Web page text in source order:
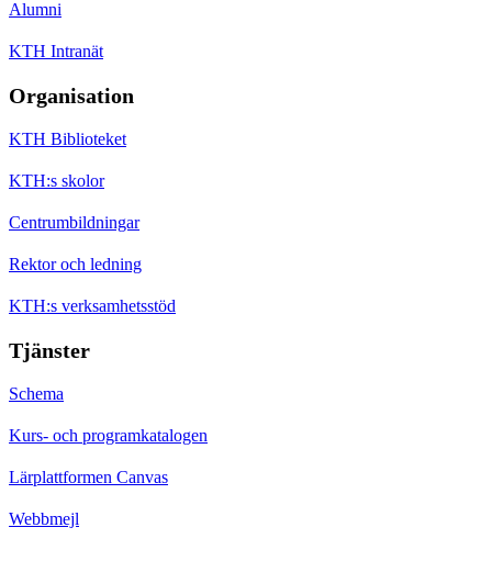
Alumni
KTH Intranät
Organisation
KTH Biblioteket
KTH:s skolor
Centrumbildningar
Rektor och ledning
KTH:s verksamhetsstöd
Tjänster
Schema
Kurs- och programkatalogen
Lärplattformen Canvas
Webbmejl